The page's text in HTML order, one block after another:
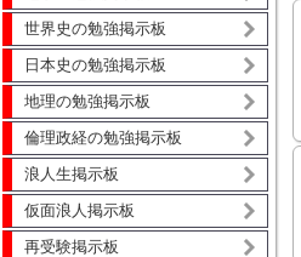
世界史の勉強掲示板
日本史の勉強掲示板
地理の勉強掲示板
倫理政経の勉強掲示板
浪人生掲示板
仮面浪人掲示板
再受験掲示板